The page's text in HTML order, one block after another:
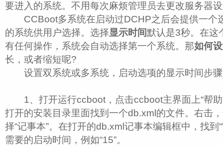
要进入的系统。不用每次麻烦管理员去更改服务器
CCBoot多系统在启动过DCHP之后会提供一个
的系统供用户选择。选择显示时间默认是3秒。在这
有任何操作，系统会自动选择第一个系统。那如何
长，或者缩短呢?
设置双系统或多系统，启动选项的显示时间步
1、打开运行ccboot，点击ccboot主界面上“帮助”
打开的安装目录里面找到一个db.xml的文件。右击，
择“记事本”。在打开的db.xml记事本编辑框中，找到“
需要的启动时间，例如“15”。